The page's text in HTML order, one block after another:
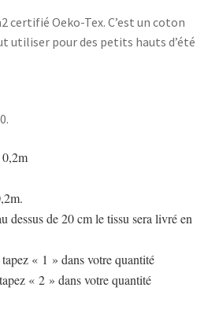
certifié Oeko-Tex. C’est un coton
utiliser pour des petits hauts d’été
dessus de 20 cm le tissu sera livré en
« 1 » dans votre quantité
« 2 » dans votre quantité